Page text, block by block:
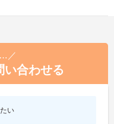
／
い合わせる
い